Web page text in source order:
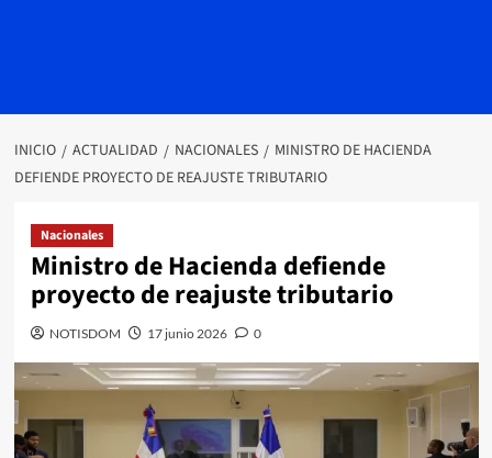
INICIO ACTUALIDAD NACIONALES
MINISTRO DE HACIENDA
DEFIENDE PROYECTO DE REAJUSTE TRIBUTARIO
Nacionales
Ministro de Hacienda defiende
proyecto de reajuste tributario
NOTISDOM 17 junio 2026 0